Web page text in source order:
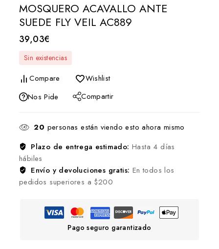
MOSQUERO ACAVALLO ANTE
SUEDE FLY VEIL AC889
39,03€
Sin existencias
Compare
Wishlist
Nos Pide
Compartir
20 personas están viendo esto ahora mismo
Plazo de entrega estimado: Hasta 4 días
hábiles
Envío y devoluciones gratis: En todos los
pedidos superiores a $200
Pago seguro garantizado